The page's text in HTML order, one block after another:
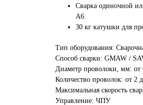
Сварка одиночной
A6.
30 кг катушки для
Тип оборудования:
Способ сварки: GMAW /
Диаметр проволоки, мм:
Количество проволок: от 2
Максимальная скорость
Управление: ЧПУ